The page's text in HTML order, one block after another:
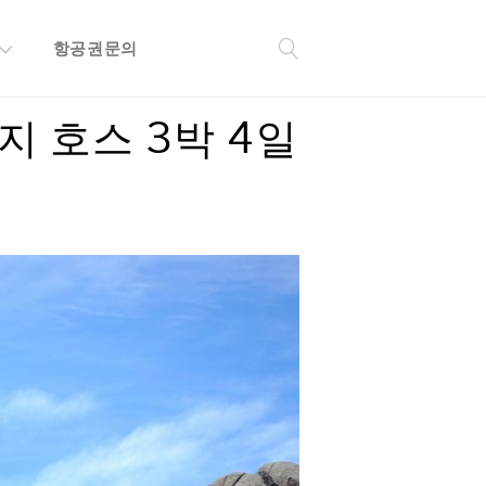
항공권문의
호스 3박 4일